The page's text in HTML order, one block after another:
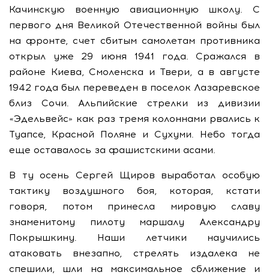
Качинскую военную авиационную школу. С
первого дня Великой Отечественной войны был
на фронте, счет сбитым самолетам противника
открыл уже 29 июня 1941 года. Сражался в
районе Киева, Смоленска и Твери, а в августе
1942 года был переведен в поселок Лазаревское
близ Сочи. Альпийские стрелки из дивизии
«Эдельвейс» как раз тремя колоннами рвались к
Туапсе, Красной Поляне и Сухуми. Небо тогда
еще оставалось за фашистскими асами.
В ту осень Сергей Щиров выработал особую
тактику воздушного боя, которая, кстати
говоря, потом принесла мировую славу
знаменитому пилоту маршалу Александру
Покрышкину. Наши летчики научились
атаковать внезапно, стрелять издалека не
спешили, шли на максимальное сближение и